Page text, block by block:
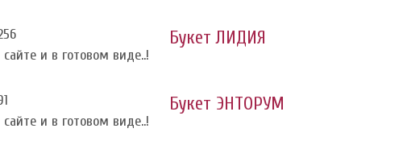
и в готовом виде..!
Букет ЛИДИЯ
и в готовом виде..!
Букет ЭНТОРУМ